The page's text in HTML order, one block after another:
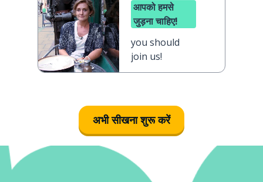
आपको हमसे
जुड़ना चाहिए!
you should
join us!
अभी सीखना शुरू करें